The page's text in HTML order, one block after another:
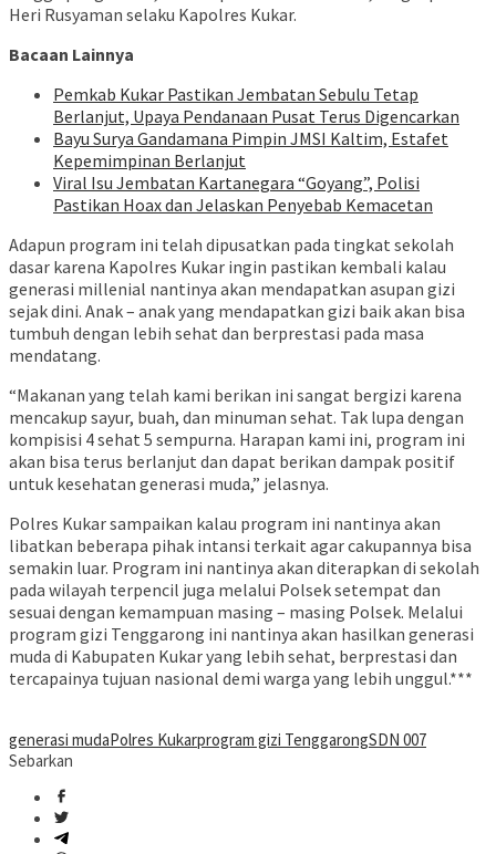
Heri Rusyaman selaku Kapolres Kukar.
Bacaan Lainnya
Pemkab Kukar Pastikan Jembatan Sebulu Tetap
Berlanjut, Upaya Pendanaan Pusat Terus Digencarkan
Bayu Surya Gandamana Pimpin JMSI Kaltim, Estafet
Kepemimpinan Berlanjut
Viral Isu Jembatan Kartanegara “Goyang”, Polisi
Pastikan Hoax dan Jelaskan Penyebab Kemacetan
Adapun program ini telah dipusatkan pada tingkat sekolah
dasar karena Kapolres Kukar ingin pastikan kembali kalau
generasi millenial nantinya akan mendapatkan asupan gizi
sejak dini. Anak – anak yang mendapatkan gizi baik akan bisa
tumbuh dengan lebih sehat dan berprestasi pada masa
mendatang.
“Makanan yang telah kami berikan ini sangat bergizi karena
mencakup sayur, buah, dan minuman sehat. Tak lupa dengan
kompisisi 4 sehat 5 sempurna. Harapan kami ini, program ini
akan bisa terus berlanjut dan dapat berikan dampak positif
untuk kesehatan generasi muda,” jelasnya.
Polres Kukar sampaikan kalau program ini nantinya akan
libatkan beberapa pihak intansi terkait agar cakupannya bisa
semakin luar. Program ini nantinya akan diterapkan di sekolah
pada wilayah terpencil juga melalui Polsek setempat dan
sesuai dengan kemampuan masing – masing Polsek. Melalui
program gizi Tenggarong ini nantinya akan hasilkan generasi
muda di Kabupaten Kukar yang lebih sehat, berprestasi dan
tercapainya tujuan nasional demi warga yang lebih unggul.***
generasi mudaPolres Kukarprogram gizi TenggarongSDN 007
Sebarkan